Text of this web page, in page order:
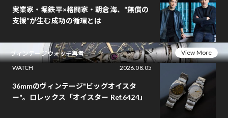
実業家・堀鉄平×格闘家・朝倉海、“無償の
支援”が生む成功の循環とは
ヴィンテージウォッチ再考
View More
WATCH
2026.08.05
36mmのヴィンテージ"ビッグオイスタ
ー"。ロレックス「オイスター Ref.6424」